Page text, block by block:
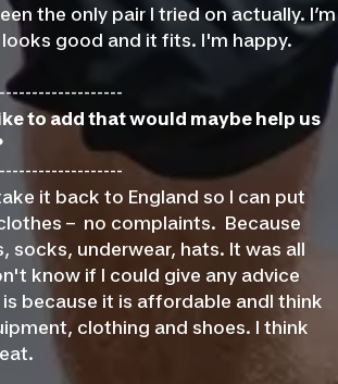
the only pair I tried on actually. I’m
good and it fits. I'm happy.
to add that would maybe help us
it back to England so I can put
– no complaints. Because
socks, underwear, hats. It was all
know if I could give any advice
because it is affordable andI think
clothing and shoes. I think